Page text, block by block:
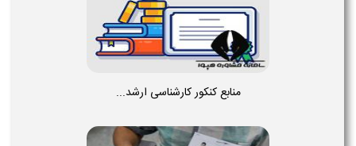
منابع کنکور کارشناسی ارشد...